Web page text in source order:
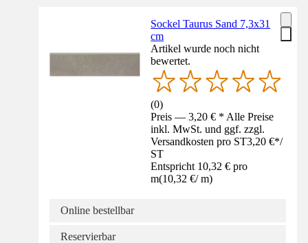
Sockel Taurus Sand 7,3x31
cm
Artikel wurde noch nicht
bewertet.
(0)
Preis — 3,20 € * Alle Preise
inkl. MwSt. und ggf. zzgl.
Versandkosten pro ST3,20 €*/
ST
Entspricht 10,32 € pro
m(10,32 €/ m)
Online bestellbar
Reservierbar